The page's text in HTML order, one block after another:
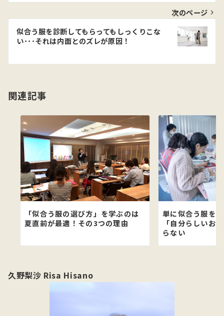
ビ
ゲ
ー
シ
ン
次のページ
似合う服を診断してもらってもしっくりこな
い･･･それは内面とのズレが原因！
関連記事
「似合う服の選び方」を学ぶのは
夏直前が最適！その3つの理由
単に似合う服を
「自分らしいお
らない
久野梨沙 Risa Hisano